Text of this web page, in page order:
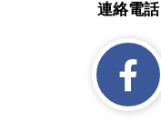
連絡電話